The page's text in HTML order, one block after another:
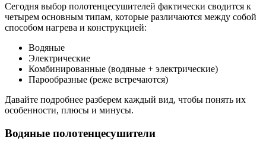
Сегодня выбор полотенцесушителей фактически сводится к
четырем основным типам, которые различаются между собой
способом нагрева и конструкцией:
Водяные
Электрические
Комбинированные (водяные + электрические)
Парообразные (реже встречаются)
Давайте подробнее разберем каждый вид, чтобы понять их
особенности, плюсы и минусы.
Водяные полотенцесушители